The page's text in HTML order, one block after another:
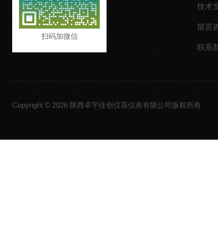
扫码加微信
技术
留言
联系
Copyright © 2026 陕西卓宇佳创仪器仪表有限公司版权所有